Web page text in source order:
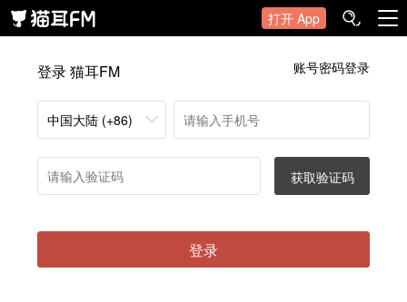
打开 App
登录 猫耳FM 账号密码登录
中国大陆 (+86)
获取验证码
登录